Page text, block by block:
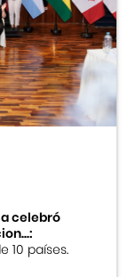
celebró
10 países.